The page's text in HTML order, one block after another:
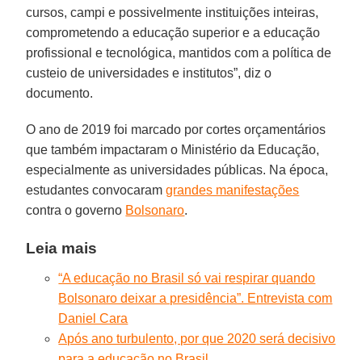
cursos, campi e possivelmente instituições inteiras,
comprometendo a educação superior e a educação
profissional e tecnológica, mantidos com a política de
custeio de universidades e institutos”, diz o
documento.
O ano de 2019 foi marcado por cortes orçamentários
que também impactaram o Ministério da Educação,
especialmente as universidades públicas. Na época,
estudantes convocaramgrandes manifestações
contra o governo Bolsonaro.
Leia mais
“A educação no Brasil só vai respirar quando
Bolsonaro deixar a presidência”. Entrevista com
Daniel Cara
Após ano turbulento, por que 2020 será decisivo